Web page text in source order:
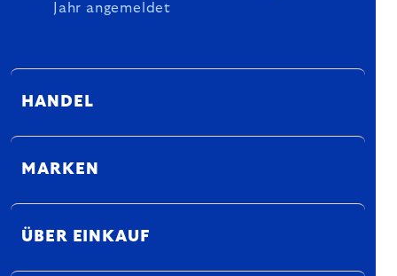
Jahr angemeldet
HANDEL
MARKEN
ÜBER EINKAUF